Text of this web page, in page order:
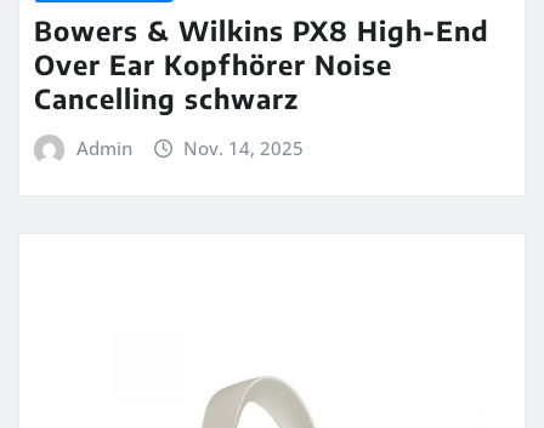
Bowers & Wilkins PX8 High-End
Over Ear Kopfhörer Noise
Cancelling schwarz
Admin Nov. 14, 2025